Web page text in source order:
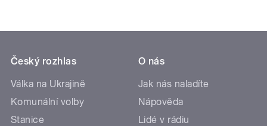
Český rozhlas
Válka na Ukrajině
Komunální volby
Stanice
O nás
Jak nás naladíte
Nápověda
Lidé v rádiu